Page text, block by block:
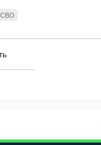
СВО